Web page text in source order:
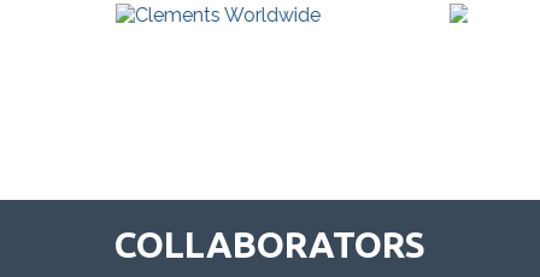
COLLABORATORS